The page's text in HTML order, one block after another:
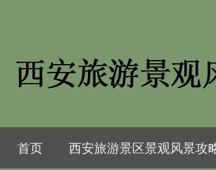
首页 西安旅游景区景观风景攻